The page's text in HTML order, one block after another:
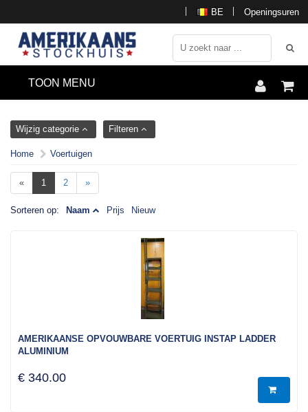
Openingsuren
BE
TOON MENU
Wijzig categorie Filteren
Home Voertuigen
« 1 2 »
Sorteren op: Naam Prijs Nieuw
AMERIKAANSE OPVOUWBARE VOERTUIG INSTAP LADDER
ALUMINIUM
€ 340.00